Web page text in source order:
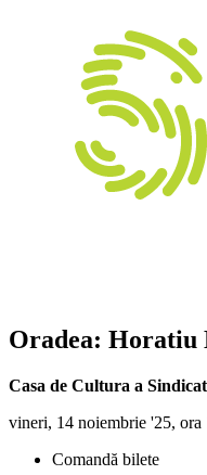
Oradea: Horatiu
Casa de Cultura a
vineri, 14 noiembrie '25, ora
Comandă bilete